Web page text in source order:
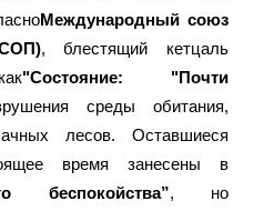
Международный союз
, блестящий кетцаль
"Состояние: "Почти
среды обитания,
лесов. Оставшиеся
время занесены в
беспокойства”, но